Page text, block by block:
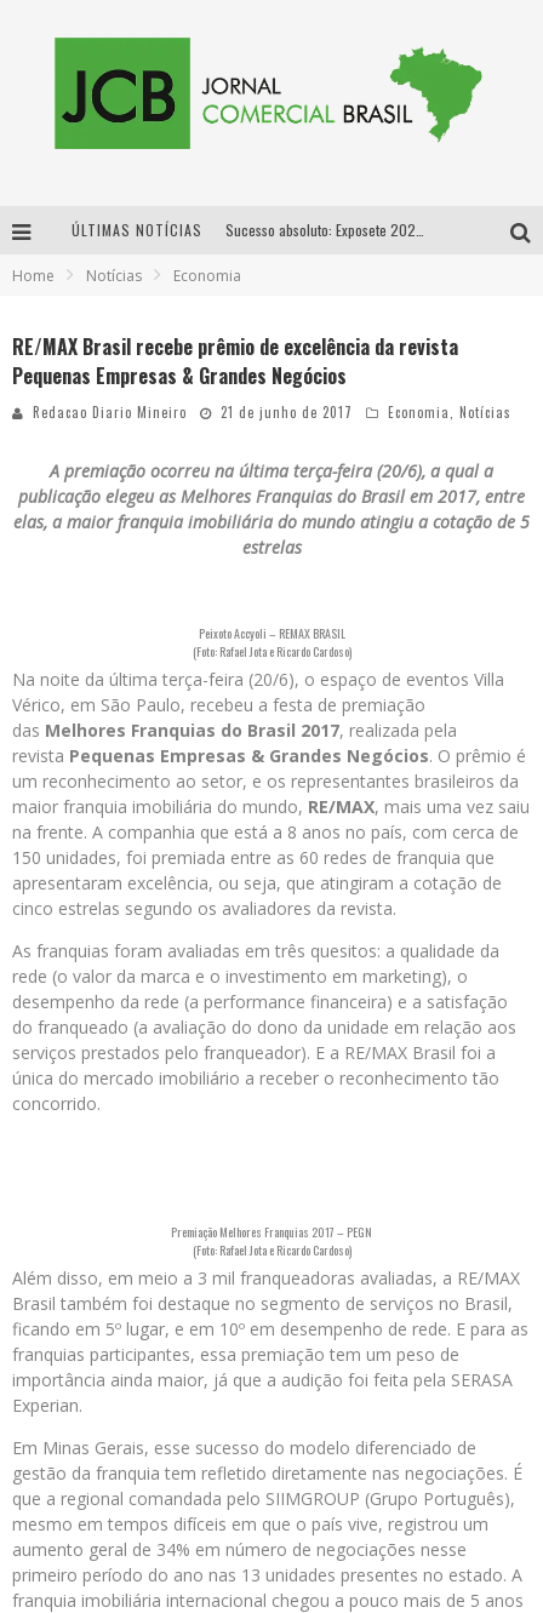
ÚLTIMAS NOTÍCIAS
Home Notícias Economia
RE/MAX Brasil recebe prêmio de excelência da revista
Pequenas Empresas & Grandes Negócios
Redacao Diario Mineiro 21 de junho de 2017 Economia Notícias
A premiação ocorreu na última terça-feira (20/6), a qual a
publicação elegeu as Melhores Franquias do Brasil em 2017, entre
elas, a maior franquia imobiliária do mundo atingiu a cotação de 5
estrelas
Peixoto Accyoli – REMAX BRASIL
(Foto: Rafael Jota e Ricardo Cardoso)
Na noite da última terça-feira (20/6), o espaço de eventos Villa
Vérico, em São Paulo, recebeu a festa de premiação
das Melhores Franquias do Brasil 2017, realizada pela
revista Pequenas Empresas & Grandes Negócios. O prêmio é
um reconhecimento ao setor, e os representantes brasileiros da
maior franquia imobiliária do mundo, RE/MAX, mais uma vez saiu
na frente. A companhia que está a 8 anos no país, com cerca de
150 unidades, foi premiada entre as 60 redes de franquia que
apresentaram excelência, ou seja, que atingiram a cotação de
cinco estrelas segundo os avaliadores da revista.
As franquias foram avaliadas em três quesitos: a qualidade da
rede (o valor da marca e o investimento em marketing), o
desempenho da rede (a performance financeira) e a satisfação
do franqueado (a avaliação do dono da unidade em relação aos
serviços prestados pelo franqueador). E a RE/MAX Brasil foi a
única do mercado imobiliário a receber o reconhecimento tão
concorrido.
Premiação Melhores Franquias 2017 – PEGN
(Foto: Rafael Jota e Ricardo Cardoso)
Além disso, em meio a 3 mil franqueadoras avaliadas, a RE/MAX
Brasil também foi destaque no segmento de serviços no Brasil,
ficando em 5º lugar, e em 10º em desempenho de rede. E para as
franquias participantes, essa premiação tem um peso de
importância ainda maior, já que a audição foi feita pela SERASA
Experian.
Em Minas Gerais, esse sucesso do modelo diferenciado de
gestão da franquia tem refletido diretamente nas negociações. É
que a regional comandada pelo SIIMGROUP (Grupo Português),
mesmo em tempos difíceis em que o país vive, registrou um
aumento geral de 34% em número de negociações nesse
primeiro período do ano nas 13 unidades presentes no estado. A
franquia imobiliária internacional chegou a pouco mais de 5 anos